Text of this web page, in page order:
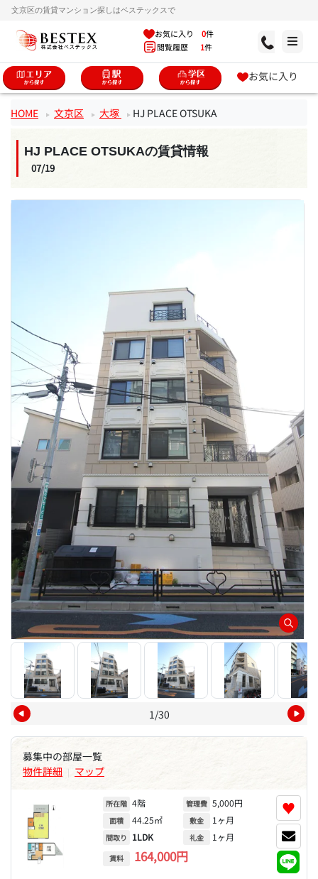
文京区の賃貸マンション探しはベステックスで
お気に入り 0件
閲覧履歴 1件
お気に入り
HOME 文京区 大塚 HJ PLACE OTSUKA
HJ PLACE OTSUKAの賃貸情報
07/19
1/30
募集中の部屋一覧
物件詳細 | マップ
所在階 4階
面積 44.25㎡
間取り 1LDK
賃料 164,000円
管理費 5,000円
敷金 1ヶ月
礼金 1ヶ月
♥